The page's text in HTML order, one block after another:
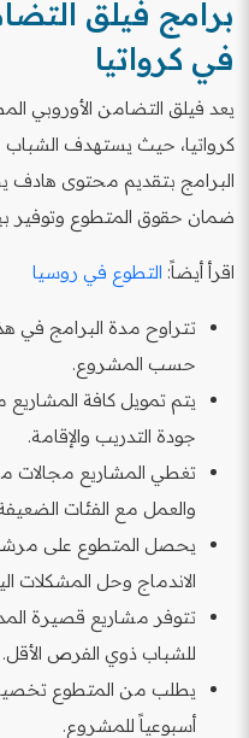
في كرواتيا
يعد فيلق التضامن الأوروبي
البرامج بتقديم محتوى هادف
ضمان حقوق المتطوع وتوفير
اقرأ أيضاً: التطوع في روسيا
تتراوح مدة البرامج في
حسب المشروع.
يتم تمويل كافة
جودة التدريب والإقامة.
تغطي المشاريع مجالات
والعمل مع الفئات
الاندماج وحل المشكلات
تتوفر مشاريع قصيرة
للشباب ذوي الفرص الأقل.
أسبوعياً للمشروع.